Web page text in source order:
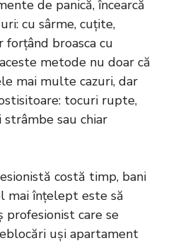
de panică, încearcă
cu sârme, cuțite,
forțând broasca cu
metode nu doar că
mai multe cazuri, dar
tocuri rupte,
sau chiar
costă timp, bani
mai înțelept este să
care se
uși apartament